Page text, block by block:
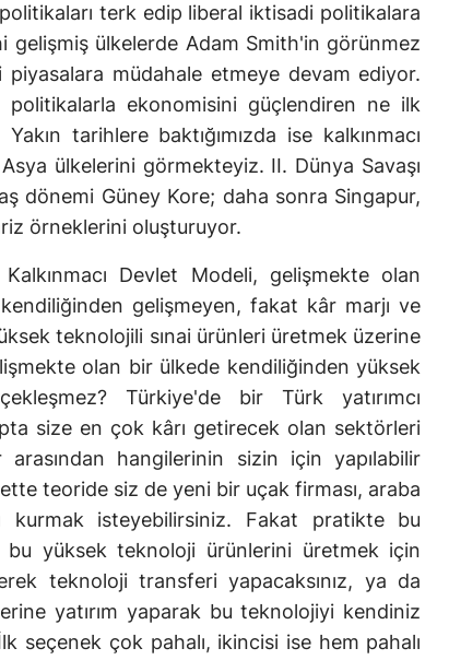
terk edip liberal iktisadi politikalara
gelişmiş ülkelerde Adam Smith'in görünmez
müdahale etmeye devam ediyor.
politikalarla ekonomisini güçlendiren ne ilk
tarihlere baktığımızda ise kalkınmacı
ülkelerini görmekteyiz. II. Dünya Savaşı
dönemi Güney Kore; daha sonra Singapur,
örneklerini oluşturuyor.
Devlet Modeli, gelişmekte olan
gelişmeyen, fakat kâr marjı ve
teknolojili sınai ürünleri üretmek üzerine
olan bir ülkede kendiliğinden yüksek
Türkiye'de bir Türk yatırımcı
size en çok kârı getirecek olan sektörleri
arasından hangilerinin sizin için yapılabilir
teoride siz de yeni bir uçak firması, araba
kurmak isteyebilirsiniz. Fakat pratikte bu
yüksek teknoloji ürünlerini üretmek için
teknoloji transferi yapacaksınız, ya da
yatırım yaparak bu teknolojiyi kendiniz
seçenek çok pahalı, ikincisi ise hem pahalı